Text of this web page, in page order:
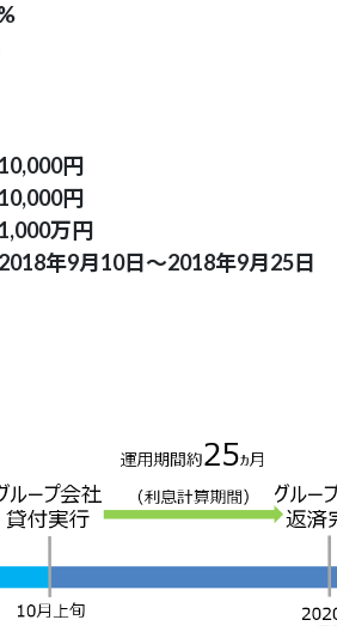
10,000円
10,000円
1,000万円
2018年9月10日～2018年9月25日